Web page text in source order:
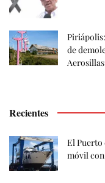
de
Aerosillas
Recientes
El Puerto
móvil con